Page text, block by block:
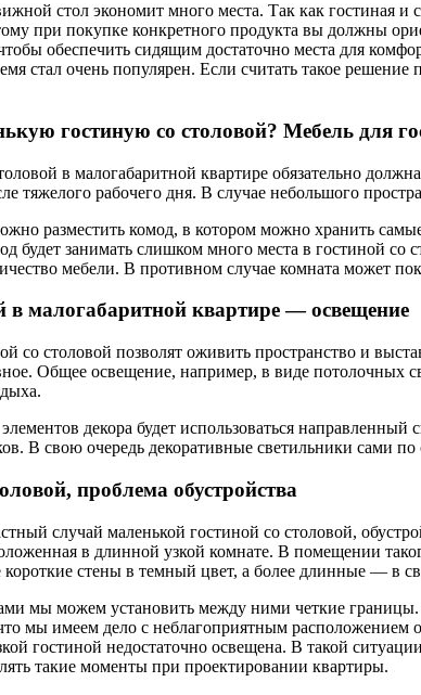
стол экономит много места. Так как гостиная
при покупке конкретного продукта вы должны
обеспечить сидящим достаточно места для
стал очень популярен. Если считать такое
гостиную со столовой? Мебель для
в малогабаритной квартире обязательно
тяжелого рабочего дня. В случае небольшого
разместить комод, в котором можно хранить
будет занимать слишком много места в гостиной
мебели. В противном случае комната может
в малогабаритной квартире — освещение
со столовой позволят оживить пространство и
Общее освещение, например, в виде потолочных
декора будет использоваться
В свою очередь декоративные светильники сами
проблема обустройства
случай маленькой гостиной со столовой,
в длинной узкой комнате. В помещении
стены в темный цвет, а более длинные — в
мы можем установить между ними четкие
мы имеем дело с неблагоприятным расположением
гостиной недостаточно освещена. В такой
такие моменты при проектировании квартиры.